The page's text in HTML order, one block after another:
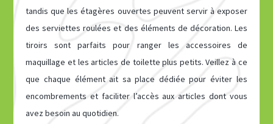
tandis que les étagères ouvertes peuvent servir à exposer
des serviettes roulées et des éléments de décoration. Les
tiroirs sont parfaits pour ranger les accessoires de
maquillage et les articles de toilette plus petits. Veillez à ce
que chaque élément ait sa place dédiée pour éviter les
encombrements et faciliter l’accès aux articles dont vous
avez besoin au quotidien.